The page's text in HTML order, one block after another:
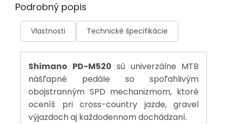
Podrobný popis
Vlastnosti Technické špecifikácie
Shimano PD-M520 sú univerzálne MTB
nášľapné pedále so spoľahlivým
obojstranným SPD mechanizmom, ktoré
oceníš pri cross-country jazde, gravel
výjazdoch aj každodennom dochádzaní.